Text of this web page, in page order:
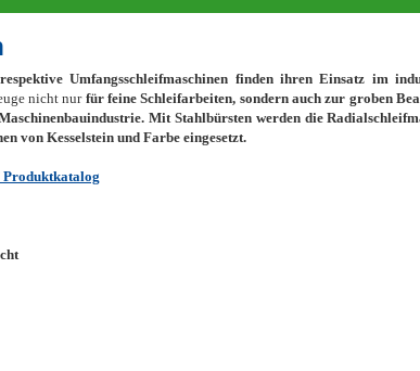
Umfangsschleifmaschinen finden ihren Einsatz im
nicht nurfür feine Schleifarbeiten, sondern auch zur groben
Mit Stahlbürsten werden die
von Kesselstein und Farbe eingesetzt.
Produktkatalog